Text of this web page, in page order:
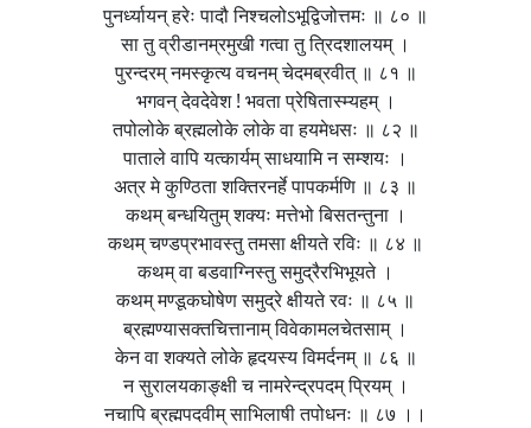
पुनर्ध्यायन् हरेः पादौ निश्चलोऽभूद्विजोत्तमः ॥ ८० ॥
सा तु व्रीडानम्रमुखी गत्वा तु त्रिदशालयम् ।
पुरन्दरम् नमस्कृत्य वचनम् चेदमब्रवीत् ॥ ८१ ॥
भगवन् देवदेवेश ! भवता प्रेषितास्म्यहम् ।
तपोलोके ब्रह्मलोके लोके वा हयमेधसः ॥ ८२ ॥
पाताले वापि यत्कार्यम् साधयामि न सम्शयः ।
अत्र मे कुण्ठिता शक्तिरनर्हे पापकर्मणि ॥ ८३ ॥
कथम् बन्धयितुम् शक्यः मत्तेभो बिसतन्तुना ।
कथम् चण्डप्रभावस्तु तमसा क्षीयते रविः ॥ ८४ ॥
कथम् वा बडवाग्निस्तु समुद्रैरभिभूयते ।
कथम् मण्डूकघोषेण समुद्रे क्षीयते रवः ॥ ८५ ॥
ब्रह्मण्यासक्तचित्तानाम् विवेकामलचेतसाम् ।
केन वा शक्यते लोके हृदयस्य विमर्दनम् ॥ ८६ ॥
न सुरालयकाङ्क्षी च नामरेन्द्रपदम् प्रियम् ।
नचापि ब्रह्मपदवीम् साभिलाषी तपोधनः ॥ ८७ ।।